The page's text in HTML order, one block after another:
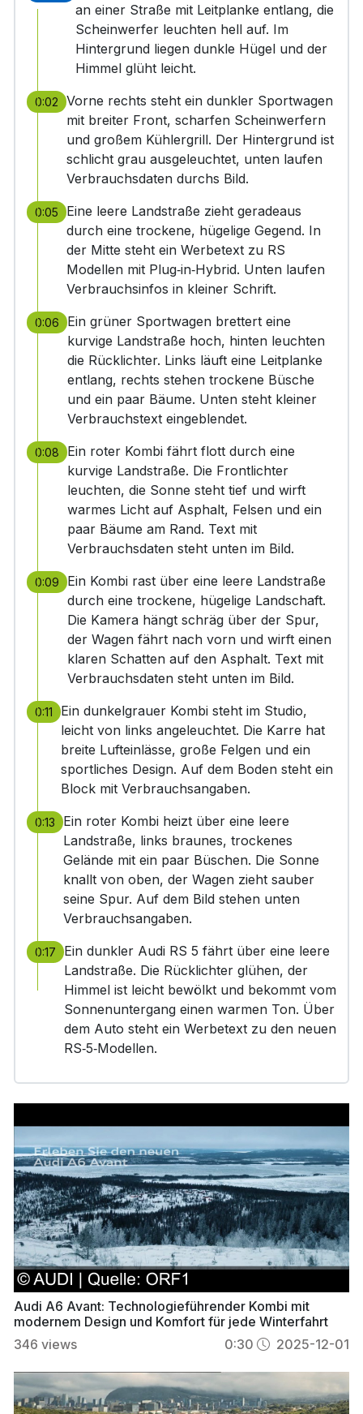
an einer Straße mit Leitplanke entlang, die
Scheinwerfer leuchten hell auf. Im
Hintergrund liegen dunkle Hügel und der
Himmel glüht leicht.
0:02
Vorne rechts steht ein dunkler Sportwagen
mit breiter Front, scharfen Scheinwerfern
und großem Kühlergrill. Der Hintergrund ist
schlicht grau ausgeleuchtet, unten laufen
Verbrauchsdaten durchs Bild.
0:05
Eine leere Landstraße zieht geradeaus
durch eine trockene, hügelige Gegend. In
der Mitte steht ein Werbetext zu RS
Modellen mit Plug‑in‑Hybrid. Unten laufen
Verbrauchsinfos in kleiner Schrift.
0:06
Ein grüner Sportwagen brettert eine
kurvige Landstraße hoch, hinten leuchten
die Rücklichter. Links läuft eine Leitplanke
entlang, rechts stehen trockene Büsche
und ein paar Bäume. Unten steht kleiner
Verbrauchstext eingeblendet.
0:08
Ein roter Kombi fährt flott durch eine
kurvige Landstraße. Die Frontlichter
leuchten, die Sonne steht tief und wirft
warmes Licht auf Asphalt, Felsen und ein
paar Bäume am Rand. Text mit
Verbrauchsdaten steht unten im Bild.
0:09
Ein Kombi rast über eine leere Landstraße
durch eine trockene, hügelige Landschaft.
Die Kamera hängt schräg über der Spur,
der Wagen fährt nach vorn und wirft einen
klaren Schatten auf den Asphalt. Text mit
Verbrauchsdaten steht unten im Bild.
0:11
Ein dunkelgrauer Kombi steht im Studio,
leicht von links angeleuchtet. Die Karre hat
breite Lufteinlässe, große Felgen und ein
sportliches Design. Auf dem Boden steht ein
Block mit Verbrauchsangaben.
0:13
Ein roter Kombi heizt über eine leere
Landstraße, links braunes, trockenes
Gelände mit ein paar Büschen. Die Sonne
knallt von oben, der Wagen zieht sauber
seine Spur. Auf dem Bild stehen unten
Verbrauchsangaben.
0:17
Ein dunkler Audi RS 5 fährt über eine leere
Landstraße. Die Rücklichter glühen, der
Himmel ist leicht bewölkt und bekommt vom
Sonnenuntergang einen warmen Ton. Über
dem Auto steht ein Werbetext zu den neuen
RS‑5‑Modellen.
Audi A6 Avant: Technologieführender Kombi mit
modernem Design und Komfort für jede Winterfahrt
346 views 0:30 2025-12-01